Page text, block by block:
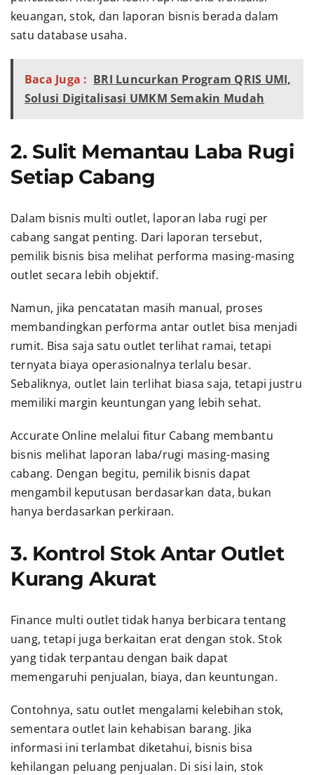
keuangan, stok, dan laporan bisnis berada dalam
satu database usaha.
Baca Juga : BRI Luncurkan Program QRIS UMI,
Solusi Digitalisasi UMKM Semakin Mudah
2. Sulit Memantau Laba Rugi
Setiap Cabang
Dalam bisnis multi outlet, laporan laba rugi per
cabang sangat penting. Dari laporan tersebut,
pemilik bisnis bisa melihat performa masing-masing
outlet secara lebih objektif.
Namun, jika pencatatan masih manual, proses
membandingkan performa antar outlet bisa menjadi
rumit. Bisa saja satu outlet terlihat ramai, tetapi
ternyata biaya operasionalnya terlalu besar.
Sebaliknya, outlet lain terlihat biasa saja, tetapi justru
memiliki margin keuntungan yang lebih sehat.
Accurate Online melalui fitur Cabang membantu
bisnis melihat laporan laba/rugi masing-masing
cabang. Dengan begitu, pemilik bisnis dapat
mengambil keputusan berdasarkan data, bukan
hanya berdasarkan perkiraan.
3. Kontrol Stok Antar Outlet
Kurang Akurat
Finance multi outlet tidak hanya berbicara tentang
uang, tetapi juga berkaitan erat dengan stok. Stok
yang tidak terpantau dengan baik dapat
memengaruhi penjualan, biaya, dan keuntungan.
Contohnya, satu outlet mengalami kelebihan stok,
sementara outlet lain kehabisan barang. Jika
informasi ini terlambat diketahui, bisnis bisa
kehilangan peluang penjualan. Di sisi lain, stok